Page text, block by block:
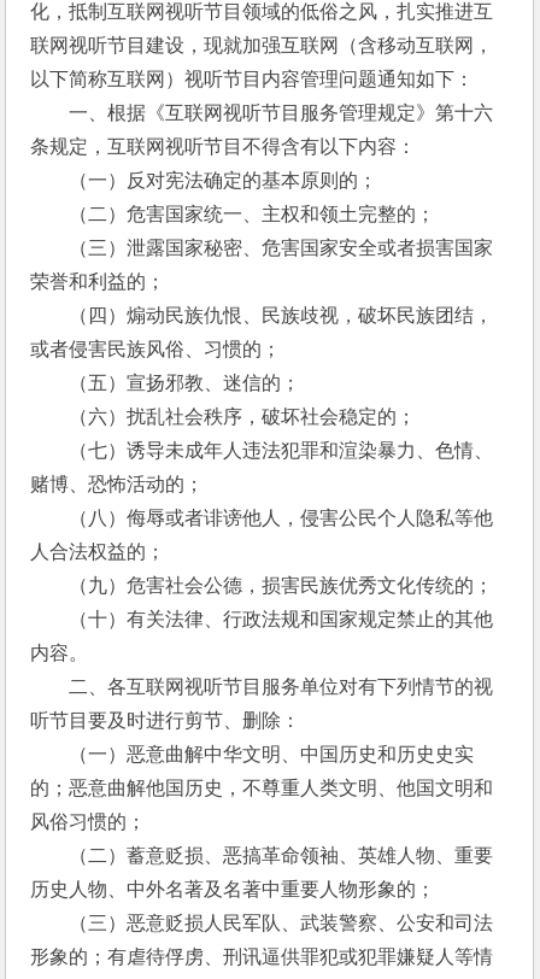
化，抵制互联网视听节目领域的低俗之风，扎实推进互
联网视听节目建设，现就加强互联网（含移动互联网，
以下简称互联网）视听节目内容管理问题通知如下：
一、根据《互联网视听节目服务管理规定》第十六
条规定，互联网视听节目不得含有以下内容：
（一）反对宪法确定的基本原则的；
（二）危害国家统一、主权和领土完整的；
（三）泄露国家秘密、危害国家安全或者损害国家
荣誉和利益的；
（四）煽动民族仇恨、民族歧视，破坏民族团结，
或者侵害民族风俗、习惯的；
（五）宣扬邪教、迷信的；
（六）扰乱社会秩序，破坏社会稳定的；
（七）诱导未成年人违法犯罪和渲染暴力、色情、
赌博、恐怖活动的；
（八）侮辱或者诽谤他人，侵害公民个人隐私等他
人合法权益的；
（九）危害社会公德，损害民族优秀文化传统的；
（十）有关法律、行政法规和国家规定禁止的其他
内容。
二、各互联网视听节目服务单位对有下列情节的视
听节目要及时进行剪节、删除：
（一）恶意曲解中华文明、中国历史和历史史实
的；恶意曲解他国历史，不尊重人类文明、他国文明和
风俗习惯的；
（二）蓄意贬损、恶搞革命领袖、英雄人物、重要
历史人物、中外名著及名著中重要人物形象的；
（三）恶意贬损人民军队、武装警察、公安和司法
形象的；有虐待俘虏、刑讯逼供罪犯或犯罪嫌疑人等情